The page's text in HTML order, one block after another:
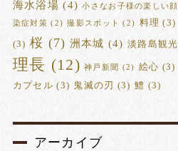
海水浴場 (4) 小さなお子様の楽しい顔
染症対策 (2) 撮影スポット (2) 料理 (3)
(3) 桜 (7) 洲本城 (4) 淡路島観光
理長 (12) 神戸新聞 (2) 絵心 (3)
カプセル (3) 鬼滅の刃 (3) 鱧 (3)
アーカイブ